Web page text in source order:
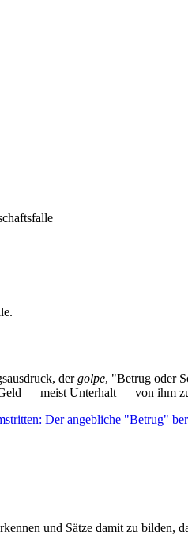
dergolpe, "Betrug oder
— meist Unterhalt — von ihm
Der angebliche "Betrug"
und Sätze damit zu bilden,